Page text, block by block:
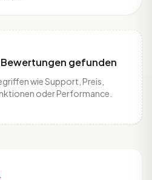
gefunden
wie Support, Preis,
oder Performance.